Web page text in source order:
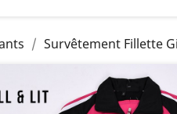
Survêtement Fillette